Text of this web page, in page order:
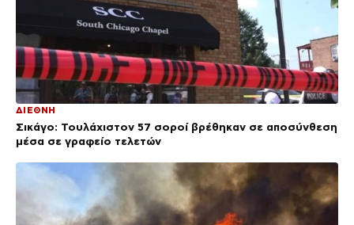
ΔΙΕΘΝΗ
Σικάγο: Τουλάχιστον 57 σοροί βρέθηκαν σε αποσύνθεση
μέσα σε γραφείο τελετών